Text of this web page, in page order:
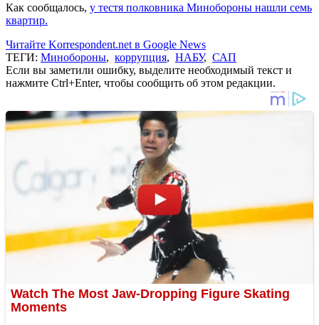
Как сообщалось, у тестя полковника Минобороны нашли семь
квартир.
Читайте Korrespondent.net в Google News
ТЕГИ: Минобороны, коррупция, НАБУ, САП
Если вы заметили ошибку, выделите необходимый текст и
нажмите Ctrl+Enter, чтобы сообщить об этом редакции.